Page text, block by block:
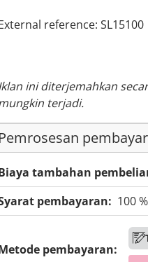
reference: SL15100
ini diterjemahkan
terjadi.
Pemrosesan
tambahan
pembayaran: 100
pembayaran: